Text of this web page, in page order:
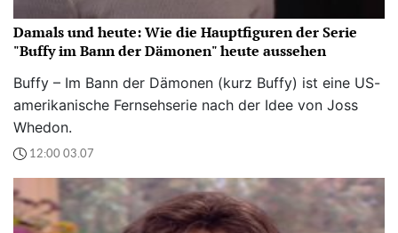
Damals und heute: Wie die Hauptfiguren der Serie
"Buffy im Bann der Dämonen" heute aussehen
Buffy – Im Bann der Dämonen (kurz Buffy) ist eine US-
amerikanische Fernsehserie nach der Idee von Joss
Whedon.
12:00 03.07